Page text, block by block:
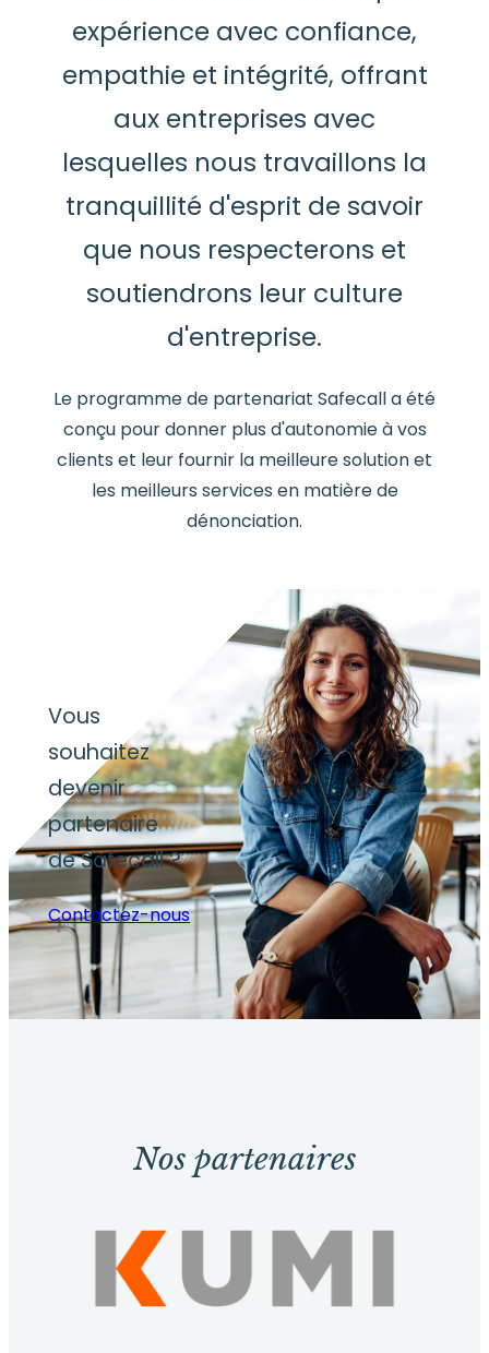
expérience avec confiance,
empathie et intégrité, offrant
aux entreprises avec
lesquelles nous travaillons la
tranquillité d'esprit de savoir
que nous respecterons et
soutiendrons leur culture
d'entreprise.
Le programme de partenariat Safecall a été
conçu pour donner plus d'autonomie à vos
clients et leur fournir la meilleure solution et
les meilleurs services en matière de
dénonciation.
Vous
souhaitez
devenir
partenaire
de Safecall ?
Contactez-nous
Nos partenaires